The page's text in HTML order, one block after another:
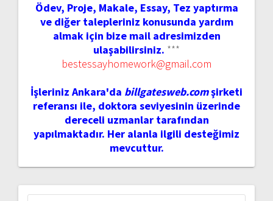
Ödev, Proje, Makale, Essay, Tez yaptırma
ve diğer talepleriniz konusunda yardım
almak için bize mail adresimizden
ulaşabilirsiniz. ***
bestessayhomework@gmail.com
İşleriniz Ankara'da billgatesweb.comşirketi
referansı ile, doktora seviyesinin üzerinde
dereceli uzmanlar tarafından
yapılmaktadır. Her alanla ilgili desteğimiz
mevcuttur.